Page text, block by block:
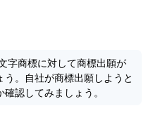
字商標に対して商標出願が
。自社が商標出願しようと
認してみましょう。